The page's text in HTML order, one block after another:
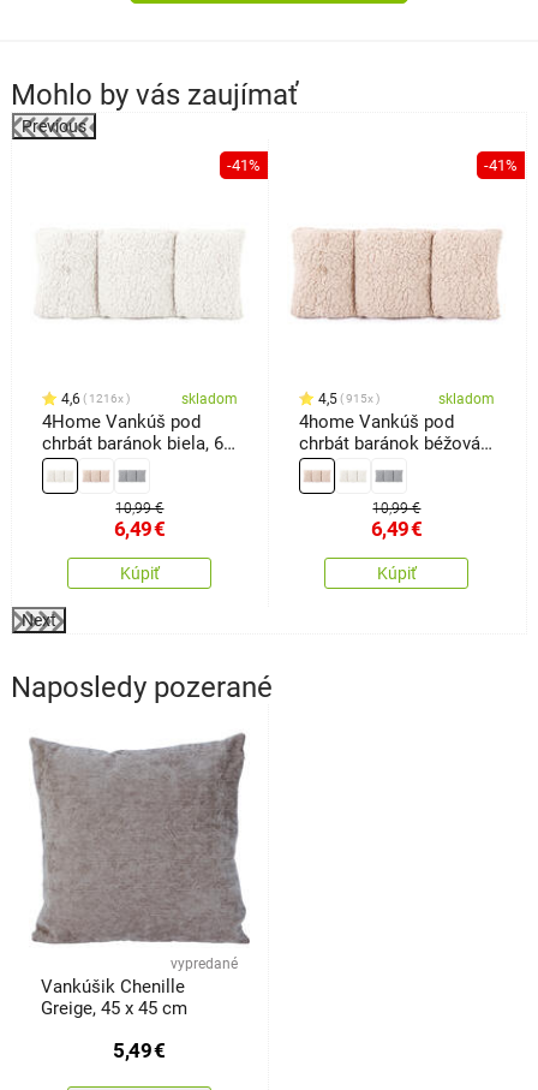
Mohlo by vás zaujímať
Previous
-41%
4,6 1216x skladom
4Home Vankúš pod
chrbát baránok biela, 60
x 30 cm
10,99 €
6,49€
Kúpiť
-41%
4,5 915x skladom
4home Vankúš pod
chrbát baránok béžová,
60 x 30 cm
10,99 €
6,49€
Kúpiť
Next
Naposledy pozerané
vypredané
Vankúšik Chenille
Greige, 45 x 45 cm
5,49€